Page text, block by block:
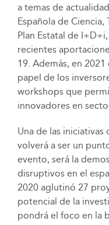
a temas de
Española de
Plan Estatal de
recientes
19. Además, en
papel de los
workshops que
innovadores en
Una de las iniciativas
volverá a ser un
evento, será la
disruptivos en el
2020 aglutinó 27
potencial de la
pondrá el foco en la